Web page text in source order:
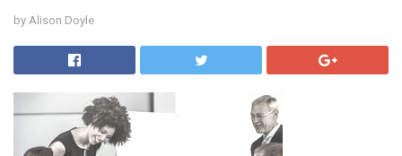
by Alison Doyle